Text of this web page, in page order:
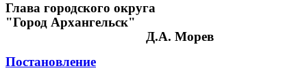
Глава городского округа
"Город Архангельск"
Д.А. Морев
Постановление